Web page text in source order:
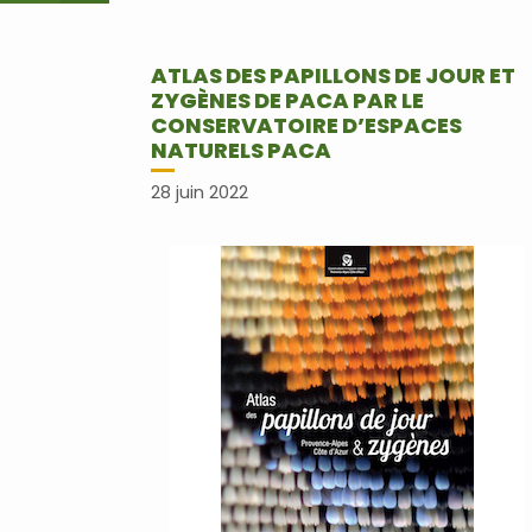
ATLAS DES PAPILLONS DE JOUR ET
ZYGÈNES DE PACA PAR LE
CONSERVATOIRE D’ESPACES
NATURELS PACA
28 juin 2022